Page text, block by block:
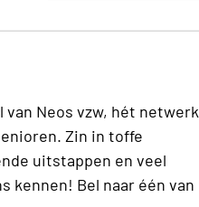
Neos vzw, hét netwerk
Zin in toffe
uitstappen en veel
kennen! Bel naar één van